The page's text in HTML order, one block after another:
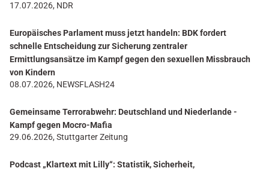
17.07.2026, NDR
Europäisches Parlament muss jetzt handeln: BDK fordert
schnelle Entscheidung zur Sicherung zentraler
Ermittlungsansätze im Kampf gegen den sexuellen Missbrauch
von Kindern
08.07.2026, NEWSFLASH24
Gemeinsame Terrorabwehr: Deutschland und Niederlande -
Kampf gegen Mocro-Mafia
29.06.2026, Stuttgarter Zeitung
Podcast „Klartext mit Lilly“: Statistik, Sicherheit,